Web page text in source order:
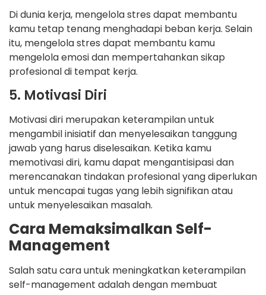
Di dunia kerja, mengelola stres dapat membantu
kamu tetap tenang menghadapi beban kerja. Selain
itu, mengelola stres dapat membantu kamu
mengelola emosi dan mempertahankan sikap
profesional di tempat kerja.
5. Motivasi Diri
Motivasi diri merupakan keterampilan untuk
mengambil inisiatif dan menyelesaikan tanggung
jawab yang harus diselesaikan. Ketika kamu
memotivasi diri, kamu dapat mengantisipasi dan
merencanakan tindakan profesional yang diperlukan
untuk mencapai tugas yang lebih signifikan atau
untuk menyelesaikan masalah.
Cara Memaksimalkan Self-
Management
Salah satu cara untuk meningkatkan keterampilan
self-management adalah dengan membuat